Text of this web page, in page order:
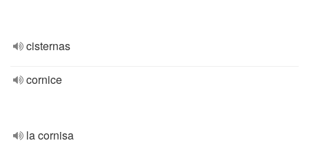
cisternas
cornice
la cornisa